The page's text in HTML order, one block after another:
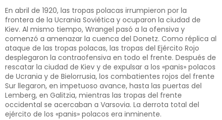
En abril de 1920, las tropas polacas irrumpieron por la
frontera de la Ucrania Soviética y ocuparon la ciudad de
Kiev. Al mismo tiempo, Wrangel pasó a la ofensiva y
comenzó a amenazar la cuenca del Donetz. Como réplica al
ataque de las tropas polacas, las tropas del Ejército Rojo
desplegaron la contraofensiva en todo el frente. Después de
rescatar la ciudad de Kiev y de expulsar a los «panis» polacos
de Ucrania y de Bielorrusia, los combatientes rojos del frente
Sur llegaron, en impetuoso avance, hasta las puertas del
Lemberg, en Galitzia, mientras las tropas del frente
occidental se acercaban a Varsovia. La derrota total del
ejército de los «panis» polacos era inminente.